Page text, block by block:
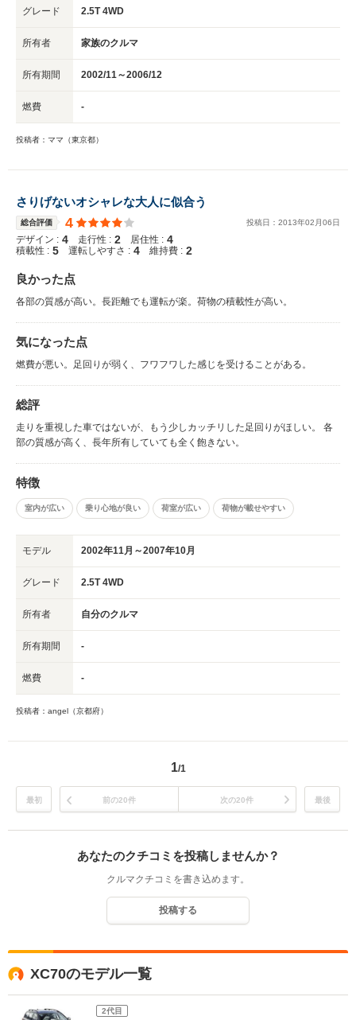
グレード 2.5T 4WD
所有者 家族のクルマ
所有期間 2002/11～2006/12
燃費 -
投稿者：ママ（東京都）
さりげないオシャレな大人に似合う
総合評価 4 投稿日： 2013年02 月06日
デザイン : 4 走行性 : 2 居住性 : 4
積載性 : 5 運転しやすさ : 4 維持費 : 2
良かった点
各部の質感が高い。長距離でも運転が楽。荷物の積載性が高い。
気になった点
燃費が悪い。足回りが弱く、フワフワした感じを受けることがある。
総評
走りを重視した車ではないが、もう少しカッチリした足回りがほしい。 各
部の質感が高く、長年所有していても全く飽きない。
特徴
室内が広い 乗り心地が良い 荷室が広い 荷物が載せやすい
モデル 2002年11月～2007年10月
グレード 2.5T 4WD
所有者 自分のクルマ
所有期間 -
燃費 -
投稿者：angel（京都府）
1/1
最初 前の20件 次の20件 最後
あなたのクチコミを投稿しませんか？
クルマクチコミを書き込めます。
投稿する
XC70のモデル一覧
2代目